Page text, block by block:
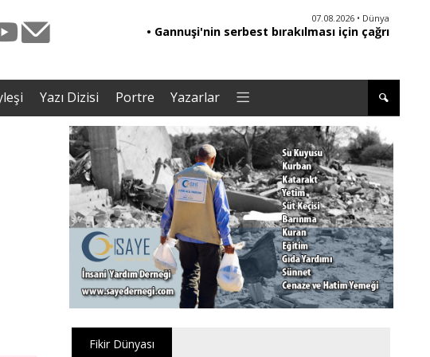
07.08.2026 • Dünya
• Gannuşi'nin serbest bırakılması için çağrı
06.08.2026 • Yorum - Analiz
• Ebeveynliğin Kalbi: Duygusal Zekâ ile Çocuk
Yazı Dizisi Portre Yazarlar
Fikir Dünyası